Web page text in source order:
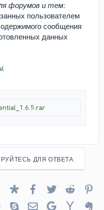
форумов и тем:
пользователем
сообщения
данных
ДЛЯ ОТВЕТА.
Linked InDiasporaFacebook
TwitterReddit
Viber SkypeЭлектронная почта
Google Yahoo